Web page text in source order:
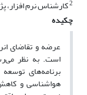
2کارشناس نرم
چکیده
عرضه و تقاضای
است. به نظر
برنامه‌های
هواشناسی و